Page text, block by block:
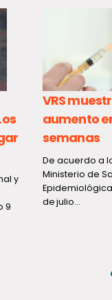
y
9
VRS
aumento
semanas
De acuerdo a
Ministerio de
de julio...